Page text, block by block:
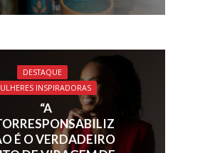
DESTAQUE
INSPIRADORAS
“A
É O VERDADEIRO